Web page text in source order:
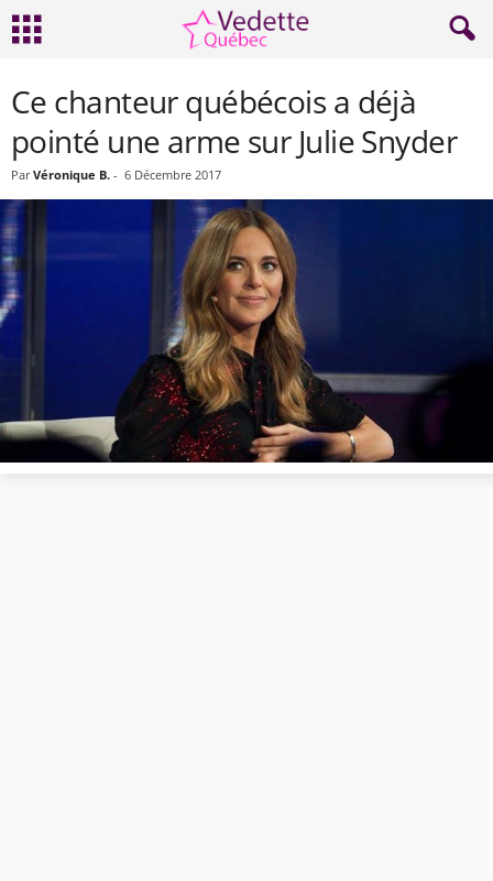
Ce chanteur québécois a déjà
pointé une arme sur Julie Snyder
Par Véronique B. - 6 Décembre 2017